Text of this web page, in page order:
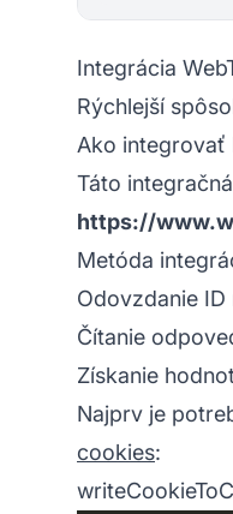
Integrácia
Rýchlejší
Ako integrovať
Táto
https://
Metóda
Odovzdanie
Čítanie
Získanie
Najprv je
cookies: